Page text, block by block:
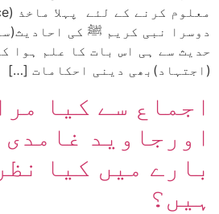
دوسرا نبی کریم ﷺ کی
حدیث سے ہی اس بات کا علم ہوا
(اجتہاد)بھی دینی احکامات […]
اجماع سے کیا
اورجاوید
بارے میں کیا
ہیں؟